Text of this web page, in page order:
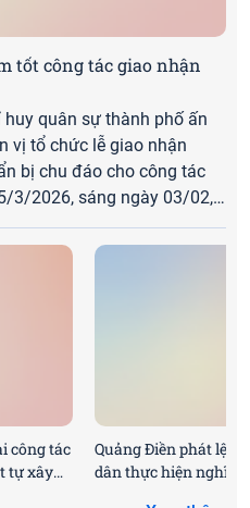
tốt công tác giao nhận
quân sự thành phố ấn
vị tổ chức lễ giao nhận
bị chu đáo cho công tác
3/2026, sáng ngày 03/02,
phòng thủ - Khu vực 1
đạo xã Quảng Điền đã tổ
công tác
tự xây
Quảng Điền phát
dân thực hiện nghĩa